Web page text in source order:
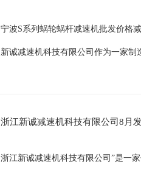
宁波S系列蜗轮蜗杆减速机批发价格
新诚减速机科技有限公司作为一家
浙江新诚减速机科技有限公司8月
浙江新诚减速机科技有限公司”是一